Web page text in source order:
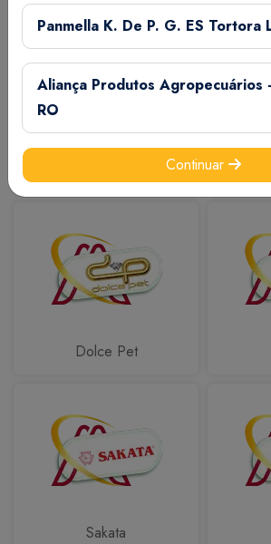
Dolce Pet
Sakata
Panmella K. De P. G. ES Tortora
Aliança Produtos Agropecuários
RO
Continuar